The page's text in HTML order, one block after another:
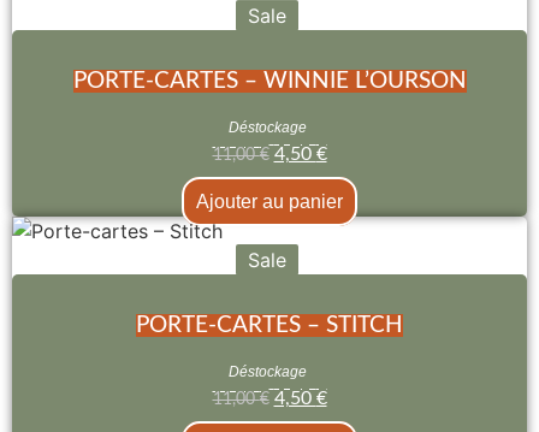
Sale
PORTE-CARTES – WINNIE L’OURSON
Déstockage
11,00€ 4,50 €
Ajouter au panier
Sale
PORTE-CARTES – STITCH
Déstockage
11,00€ 4,50 €